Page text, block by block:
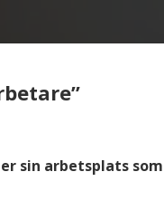
sin arbetsplats